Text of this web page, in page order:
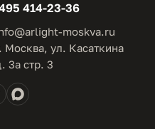
414-23-36
moskva.ru
Москва, ул. Касаткина
3а стр. 3